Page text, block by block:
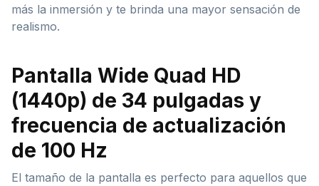
más la inmersión y te brinda una mayor sensación de
realismo.
Pantalla Wide Quad HD
(1440p) de 34 pulgadas y
frecuencia de actualización
de 100 Hz
El tamaño de la pantalla es perfecto para aquellos que